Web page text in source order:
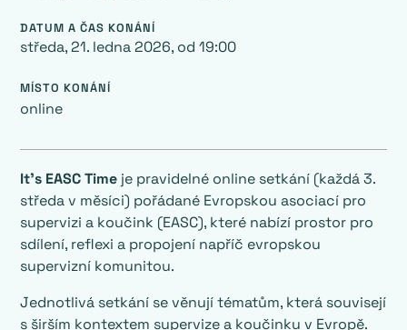
DATUM A ČAS KONÁNÍ
středa, 21. ledna 2026, od 19:00
MÍSTO KONÁNÍ
online
It’s EASC Time je pravidelné online setkání (každá 3.
středa v měsíci) pořádané Evropskou asociací pro
supervizi a koučink (EASC), které nabízí prostor pro
sdílení, reflexi a propojení napříč evropskou
supervizní komunitou.
Jednotlivá setkání se věnují tématům, která souvisejí
s širším kontextem supervize a koučinku v Evropě.